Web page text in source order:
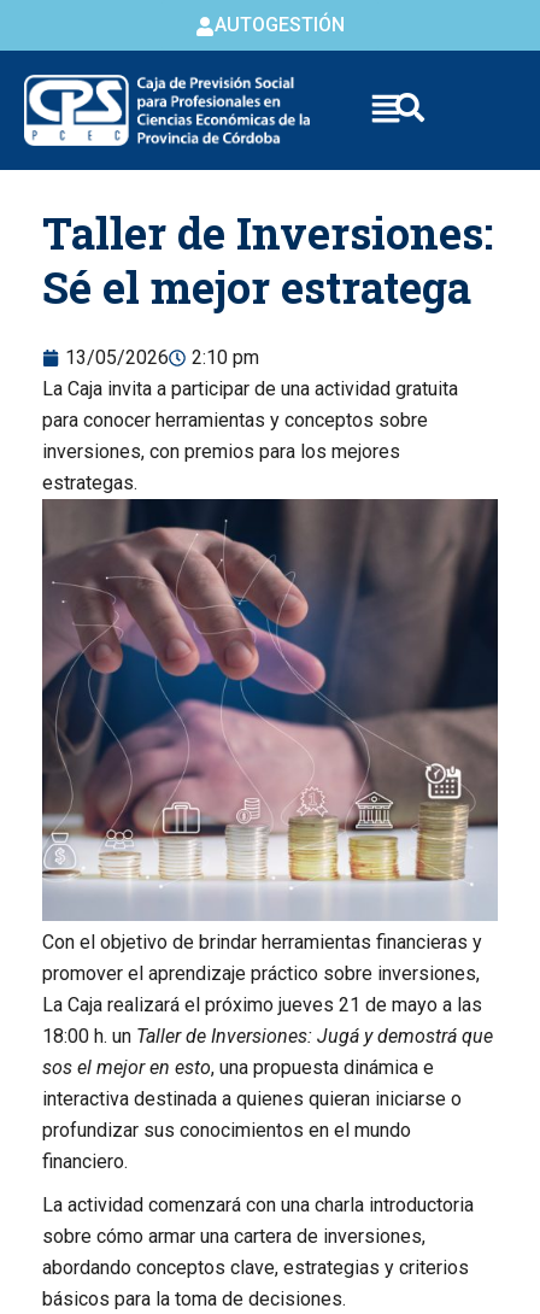
AUTOGESTIÓN
content
Taller de Inversiones:
Sé el mejor estratega
13/05/2026
2:10 pm
La Caja invita a participar de una actividad gratuita
para conocer herramientas y conceptos sobre
inversiones, con premios para los mejores
estrategas.
Con el objetivo de brindar herramientas financieras y
promover el aprendizaje práctico sobre inversiones,
La Caja realizará el próximo jueves 21 de mayo a las
18:00 h. un Taller de Inversiones: Jugá y demostrá que
sos el mejor en esto, una propuesta dinámica e
interactiva destinada a quienes quieran iniciarse o
profundizar sus conocimientos en el mundo
financiero.
La actividad comenzará con una charla introductoria
sobre cómo armar una cartera de inversiones,
abordando conceptos clave, estrategias y criterios
básicos para la toma de decisiones.